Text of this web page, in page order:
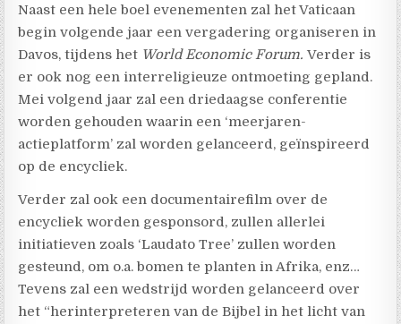
Naast een hele boel evenementen zal het Vaticaan
begin volgende jaar een vergadering organiseren in
Davos, tijdens het World Economic Forum.Verder is
er ook nog een interreligieuze ontmoeting gepland.
Mei volgend jaar zal een driedaagse conferentie
worden gehouden waarin een ‘meerjaren-
actieplatform’ zal worden gelanceerd, geïnspireerd
op de encycliek.
Verder zal ook een documentairefilm over de
encycliek worden gesponsord, zullen allerlei
initiatieven zoals ‘Laudato Tree’ zullen worden
gesteund, om o.a. bomen te planten in Afrika, enz…
Tevens zal een wedstrijd worden gelanceerd over
het “herinterpreteren van de Bijbel in het licht van